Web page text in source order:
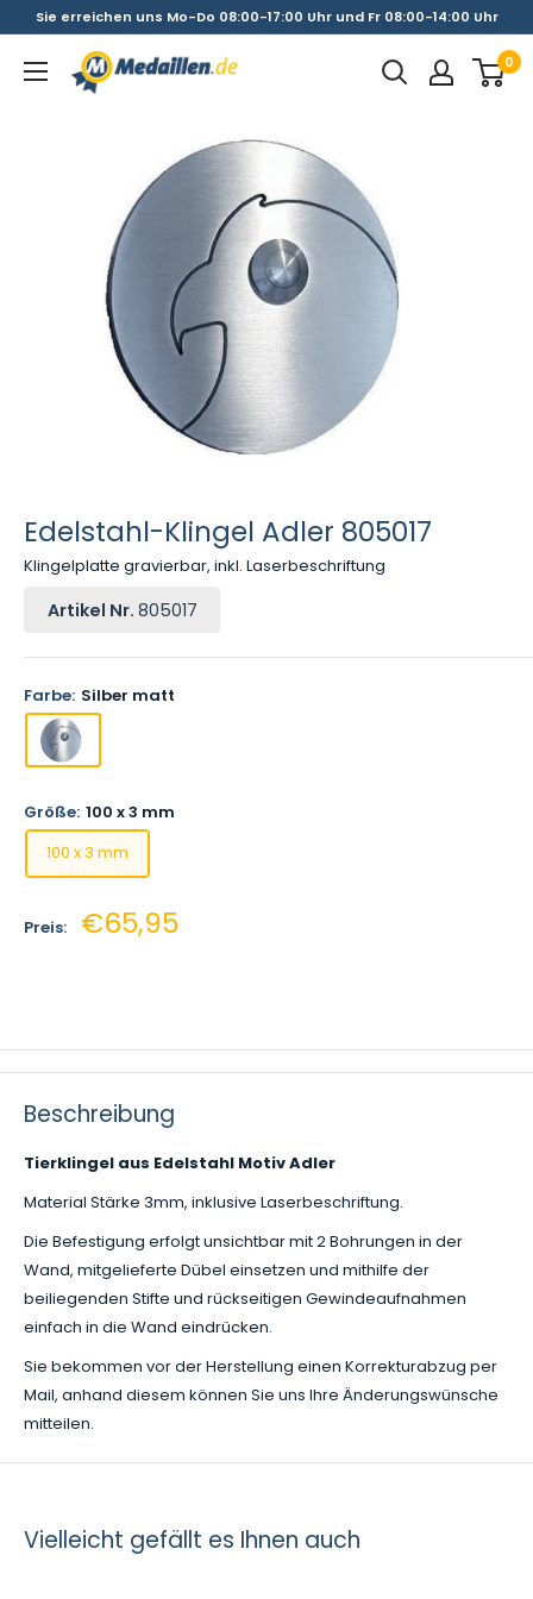
Direkt
zum
Inhalt
Sie erreichen uns Mo-Do 08:00-17:00 Uhr und Fr 08:00-14:00 Uhr
Medaillen.de 0
Edelstahl-Klingel Adler 805017
Klingelplatte gravierbar, inkl. Laserbeschriftung
Artikel Nr. 805017
Farbe: Silber matt
Größe: 100 x 3 mm
100 x 3 mm
Preis: Sonderpreis
€65,95
Beschreibung
Tierklingel aus Edelstahl Motiv Adler
Material Stärke 3mm, inklusive Laserbeschriftung.
Die Befestigung erfolgt unsichtbar mit 2 Bohrungen in der
Wand, mitgelieferte Dübel einsetzen und mithilfe der
beiliegenden Stifte und rückseitigen Gewindeaufnahmen
einfach in die Wand eindrücken.
Sie bekommen vor der Herstellung einen Korrekturabzug per
Mail, anhand diesem können Sie uns Ihre Änderungswünsche
mitteilen.
Vielleicht gefällt es Ihnen auch